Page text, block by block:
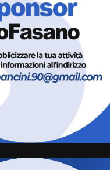
5 Agosto 2026 17:30
Truffatori in azione nelle
frazioni fasanesi
5 Agosto 2026 11:03
Residenti di Savelletri
scrivono al Prefetto: “Noi
cittadini di serie B”
5 Agosto 2026 06:15